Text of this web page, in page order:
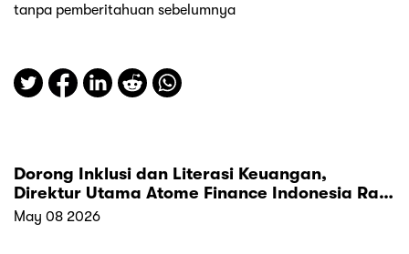
tanpa pemberitahuan sebelumnya
Dorong Inklusi dan Literasi Keuangan,
Direktur Utama Atome Finance Indonesia Raih
Penghargaan “Indonesia Top Leader in
Multifinance 2026”
May 08 2026